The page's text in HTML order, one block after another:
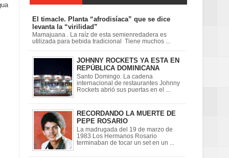
El timacle. Planta “afrodisíaca” que se dice
levanta la “virilidad”
Mamajuana . La raíz de esta semienredadera es
utilizada para bebida tradicional Tiene muchos ...
JOHNNY ROCKETS YA ESTA EN
REPÚBLICA DOMINICANA
Santo Domingo. La cadena
internacional de restaurantes Johnny
Rockets abrió sus puertas en el ...
RECORDANDO LA MUERTE DE
PEPE ROSARIO
La madrugada del 19 de marzo de
1983 Los Hermanos Rosario
terminaban de tocar un set en un ...